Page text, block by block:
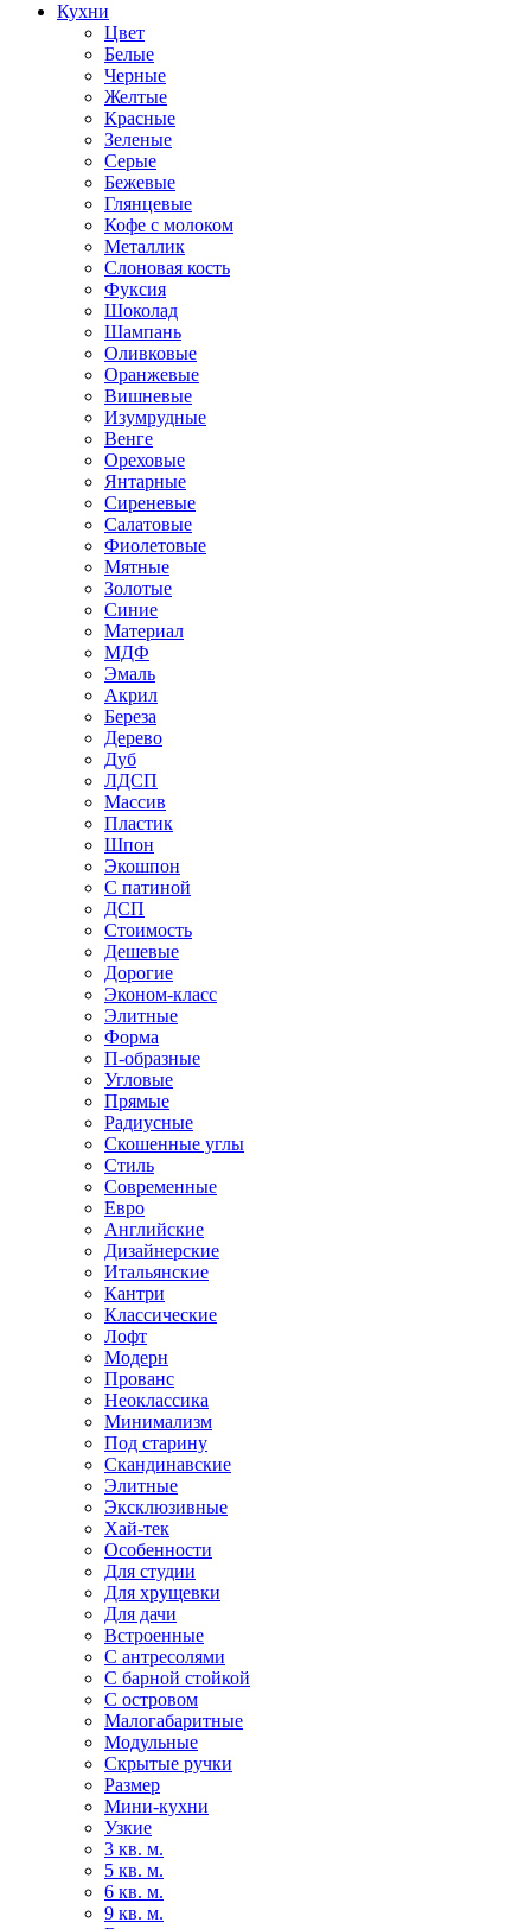
Кухни
Цвет
Белые
Черные
Желтые
Красные
Зеленые
Серые
Бежевые
Глянцевые
Кофе с молоком
Металлик
Слоновая кость
Фуксия
Шоколад
Шампань
Оливковые
Оранжевые
Вишневые
Изумрудные
Венге
Ореховые
Янтарные
Сиреневые
Салатовые
Фиолетовые
Мятные
Золотые
Синие
Материал
МДФ
Эмаль
Акрил
Береза
Дерево
Дуб
ЛДСП
Массив
Пластик
Шпон
Экошпон
С патиной
ДСП
Стоимость
Дешевые
Дорогие
Эконом-класс
Элитные
Форма
П-образные
Угловые
Прямые
Радиусные
Скошенные углы
Стиль
Современные
Евро
Английские
Дизайнерские
Итальянские
Кантри
Классические
Лофт
Модерн
Прованс
Неоклассика
Минимализм
Под старину
Скандинавские
Элитные
Эксклюзивные
Хай-тек
Особенности
Для студии
Для хрущевки
Для дачи
Встроенные
С антресолями
С барной стойкой
С островом
Малогабаритные
Модульные
Скрытые ручки
Размер
Мини-кухни
Узкие
3 кв. м.
5 кв. м.
6 кв. м.
9 кв. м.